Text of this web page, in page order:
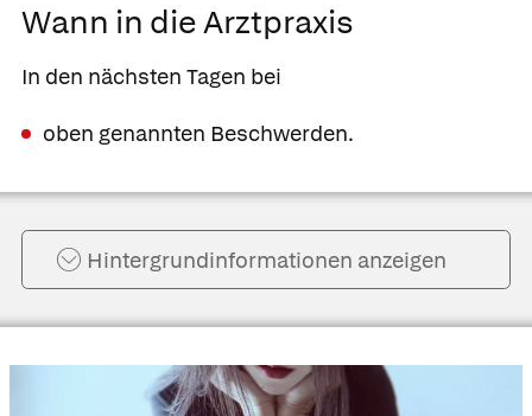
Wann in die Arztpraxis
In den nächsten Tagen bei
oben genannten Beschwerden.
Hintergrund­informationen anzeigen